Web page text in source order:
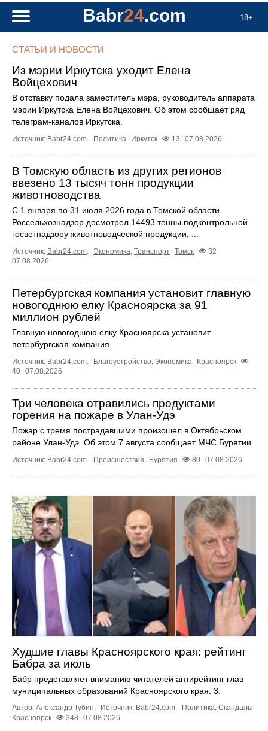
18+
Babr24.com
СТАТЬИ И НОВОСТИ
Из мэрии Иркутска уходит Елена
Войцехович
В отставку подала заместитель мэра, руководитель аппарата
мэрии Иркутска Елена Войцехович. Об этом сообщает ряд
телеграм‑каналов Иркутска.
Источник: Babr24.com. Политика Иркутск 13 07.08.2026
В Томскую область из других регионов
ввезено 13 тысяч тонн продукции
животноводства
С 1 января по 31 июля 2026 года в Томской области
Россельхознадзор досмотрел 14493 тонны подконтрольной
госветнадзору животноводческой продукции, ...
Источник: Babr24.com. Экономика, Транспорт Томск
32
07.08.2026
Петербургская компания установит главную
новогоднюю елку Красноярска за 91
миллион рублей
Главную новогоднюю елку Красноярска установит
петербургская компания.
Источник: Babr24.com. Благоустройство, Экономика
Красноярск
40 07.08.2026
Три человека отравились продуктами
горения на пожаре в Улан-Удэ
Пожар с тремя пострадавшими произошел в Октябрьском
районе Улан-Удэ. Об этом 7 августа сообщает МЧС Бурятии.
Источник: Babr24.com. Происшествия Бурятия 80 07.08.2026
Худшие главы Красноярского края: рейтинг
Бабра за июль
Бабр представляет вниманию читателей антирейтинг глав
муниципальных образований Красноярского края. 3.
Автор: Александр Тубин. Источник: Babr24.com. Политика, Скандалы
Красноярск
348 07.08.2026